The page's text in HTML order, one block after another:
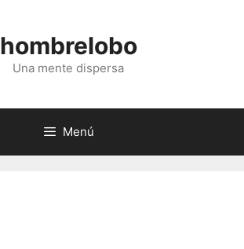
hombrelobo
Una mente dispersa
Menú